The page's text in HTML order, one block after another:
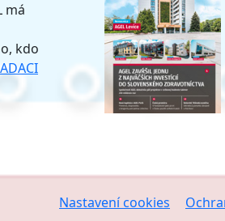
má
kdo
Nastavení cookies